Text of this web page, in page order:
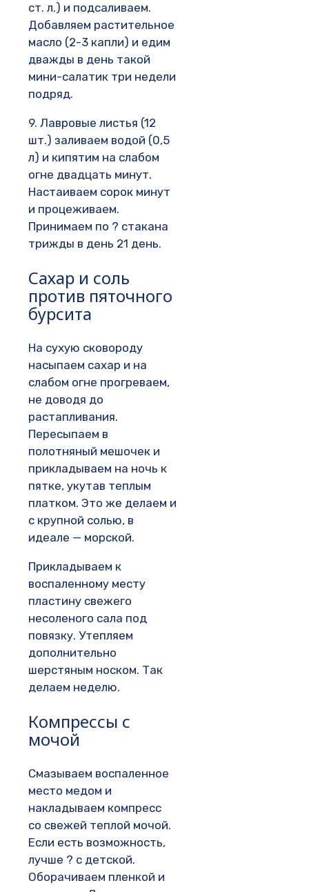
ст. л.) и подсаливаем.
Добавляем растительное
масло (2-3 капли) и едим
дважды в день такой
мини-салатик три недели
подряд.
9. Лавровые листья (12
шт.) заливаем водой (0,5
л) и кипятим на слабом
огне двадцать минут.
Настаиваем сорок минут
и процеживаем.
Принимаем по ? стакана
трижды в день 21 день.
Сахар и соль
против пяточного
бурсита
На сухую сковороду
насыпаем сахар и на
слабом огне прогреваем,
не доводя до
растапливания.
Пересыпаем в
полотняный мешочек и
прикладываем на ночь к
пятке, укутав теплым
платком. Это же делаем и
с крупной солью, в
идеале — морской.
Прикладываем к
воспаленному месту
пластину свежего
несоленого сала под
повязку. Утепляем
дополнительно
шерстяным носком. Так
делаем неделю.
Компрессы с
мочой
Смазываем воспаленное
место медом и
накладываем компресс
со свежей теплой мочой.
Если есть возможность,
лучше ? с детской.
Оборачиваем пленкой и